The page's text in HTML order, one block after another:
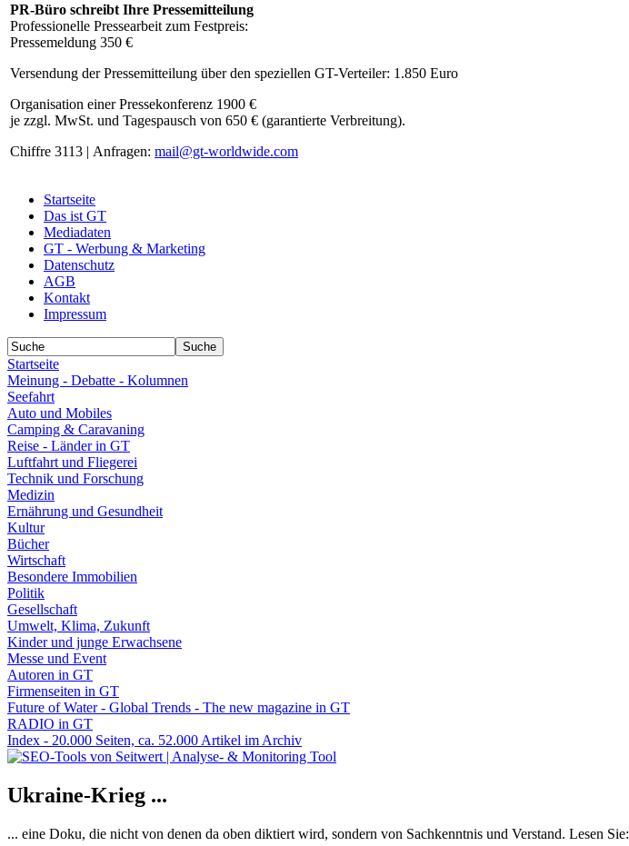
PR-Büro schreibt Ihre Pressemitteilung
Professionelle Pressearbeit zum Festpreis:
Pressemeldung 350 €
Versendung der Pressemitteilung über den speziellen GT-Verteiler: 1.850 Euro
Organisation einer Pressekonferenz 1900 €
je zzgl. MwSt. und Tagespausch von 650 € (garantierte Verbreitung).
Chiffre 3113 | Anfragen: mail@gt-worldwide.com
Startseite
Das ist GT
Mediadaten
GT - Werbung & Marketing
Datenschutz
AGB
Kontakt
Impressum
Startseite
Meinung - Debatte - Kolumnen
Seefahrt
Auto und Mobiles
Camping & Caravaning
Reise - Länder in GT
Luftfahrt und Fliegerei
Technik und Forschung
Medizin
Ernährung und Gesundheit
Kultur
Bücher
Wirtschaft
Besondere Immobilien
Politik
Gesellschaft
Umwelt, Klima, Zukunft
Kinder und junge Erwachsene
Messe und Event
Autoren in GT
Firmenseiten in GT
Future of Water - Global Trends - The new magazine in GT
RADIO in GT
Index - 20.000 Seiten, ca. 52.000 Artikel im Archiv
Ukraine-Krieg ...
... eine Doku, die nicht von denen da oben diktiert wird, sondern von Sachkenntnis und Verstand. Lesen Sie: